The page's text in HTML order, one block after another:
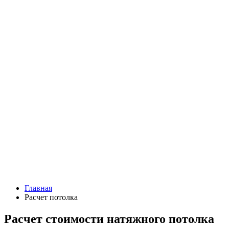
Главная
Расчет потолка
Расчет стоимости натяжного потолка